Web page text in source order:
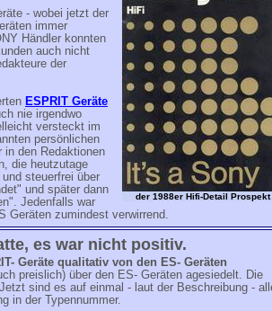
der 1988er Hifi-Detail Prospekt
- wobei jetzt der
immer
Händler konnten
auch nicht
der
ESPRIT Geräte
nie irgendwo
versteckt im
persönlichen
in den Redaktionen
die heutzutage
steuerfrei über
und später dann
Jedenfalls war
Geräten zumindest verwirrend.
es war nicht positiv.
Geräte qualitativ von den ES- Geräten
preislich) über den ES- Geräten agesiedelt. Die
sind es auf einmal - laut der Beschreibung -
in der Typennummer.